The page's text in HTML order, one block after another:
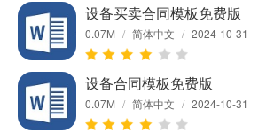
设备买卖合同模板免费版
0.07M / 简体中文 / 2024-10-31
设备合同模板免费版
0.07M / 简体中文 / 2024-10-31